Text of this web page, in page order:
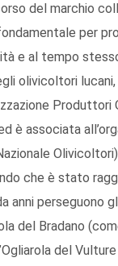
del marchio
per
e al tempo
olivicoltori
Produttori
è associata
che è stato
anni perseguono
del Bradano
del